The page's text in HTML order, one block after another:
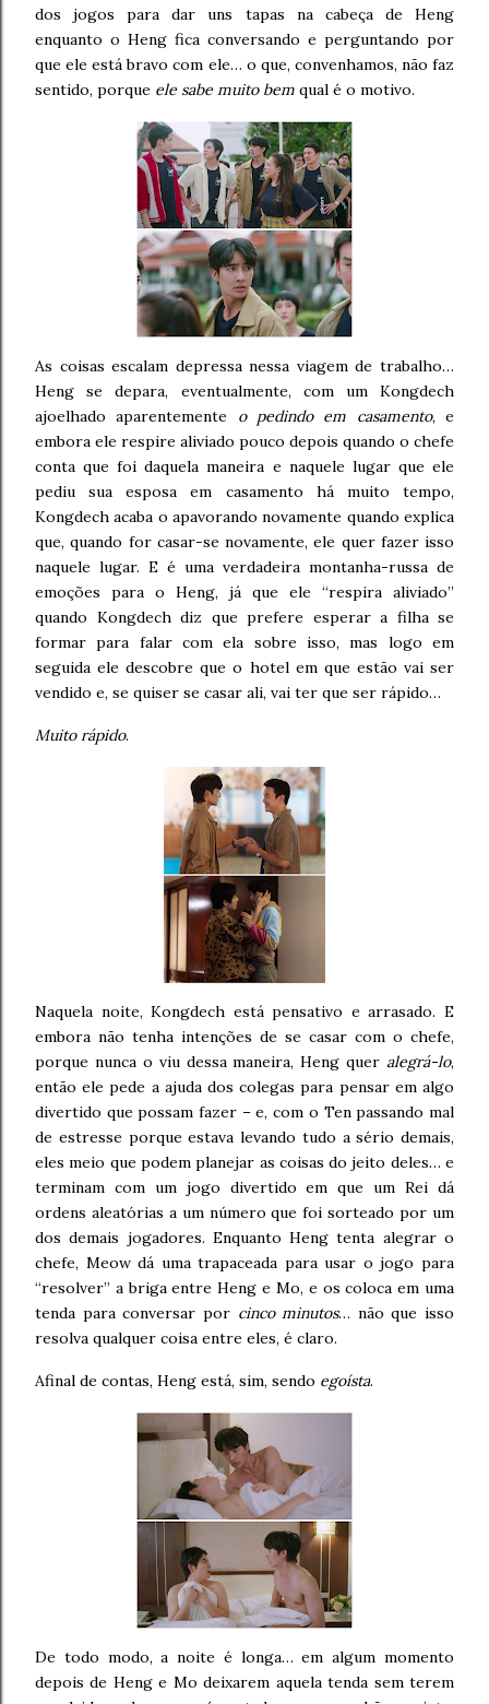
dos jogos para dar uns tapas na cabeça de Heng
enquanto o Heng fica conversando e perguntando por
que ele está bravo com ele… o que, convenhamos, não faz
sentido, porque ele sabe muito bem qual é o motivo.
As coisas escalam depressa nessa viagem de trabalho…
Heng se depara, eventualmente, com um Kongdech
ajoelhado aparentemente o pedindo em casamento, e
embora ele respire aliviado pouco depois quando o chefe
conta que foi daquela maneira e naquele lugar que ele
pediu sua esposa em casamento há muito tempo,
Kongdech acaba o apavorando novamente quando explica
que, quando for casar-se novamente, ele quer fazer isso
naquele lugar. E é uma verdadeira montanha-russa de
emoções para o Heng, já que ele “respira aliviado”
quando Kongdech diz que prefere esperar a filha se
formar para falar com ela sobre isso, mas logo em
seguida ele descobre que o hotel em que estão vai ser
vendido e, se quiser se casar ali, vai ter que ser rápido…
Muito rápido.
Naquela noite, Kongdech está pensativo e arrasado. E
embora não tenha intenções de se casar com o chefe,
porque nunca o viu dessa maneira, Heng quer alegrá-lo,
então ele pede a ajuda dos colegas para pensar em algo
divertido que possam fazer – e, com o Ten passando mal
de estresse porque estava levando tudo a sério demais,
eles meio que podem planejar as coisas do jeito deles… e
terminam com um jogo divertido em que um Rei dá
ordens aleatórias a um número que foi sorteado por um
dos demais jogadores. Enquanto Heng tenta alegrar o
chefe, Meow dá uma trapaceada para usar o jogo para
“resolver” a briga entre Heng e Mo, e os coloca em uma
tenda para conversar por cinco minutos… não que isso
resolva qualquer coisa entre eles, é claro.
Afinal de contas, Heng está, sim, sendo egoísta.
De todo modo, a noite é longa… em algum momento
depois de Heng e Mo deixarem aquela tenda sem terem